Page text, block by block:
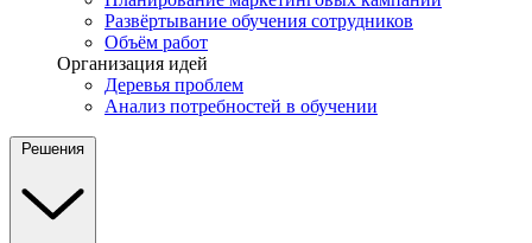
Развёртывание обучения сотрудников
Объём работ
Организация идей
Деревья проблем
Анализ потребностей в обучении
Решения